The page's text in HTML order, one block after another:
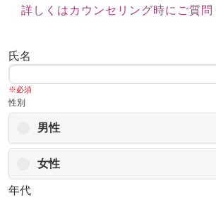
詳しくはカウンセリング時にご質問
氏名
※必須
性別
男性
女性
年代